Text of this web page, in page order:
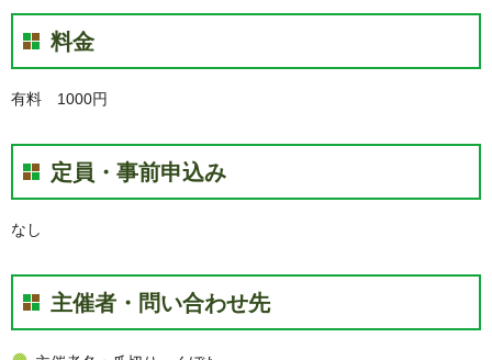
料金
有料 1000円
定員・事前申込み
なし
主催者・問い合わせ先